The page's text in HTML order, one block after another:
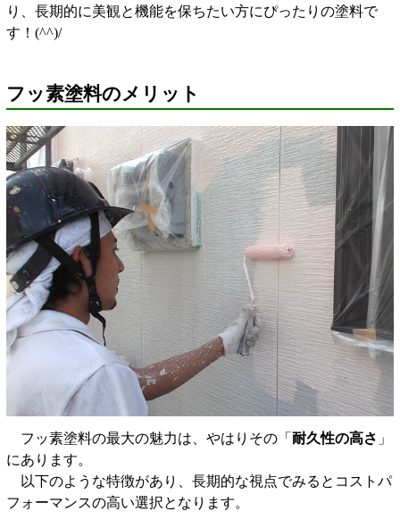
り、長期的に美観と機能を保ちたい方にぴったりの塗料で
す！(^^)/
フッ素塗料のメリット
フッ素塗料の最大の魅力は、やはりその「 耐久性の高さ 」
にあります。
以下のような特徴があり、長期的な視点でみるとコストパ
フォーマンスの高い選択となります。